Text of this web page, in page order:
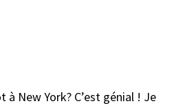
New York? C’est génial ! Je